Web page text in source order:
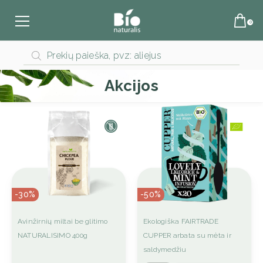
Products
search
Akcijos
-30%
Avinžirnių miltai be glitimo
NATURALISIMO 400g
This
product
-50%
Ekologiška FAIRTRADE
CUPPER arbata su mėta ir
saldymedžiu
This
product
has